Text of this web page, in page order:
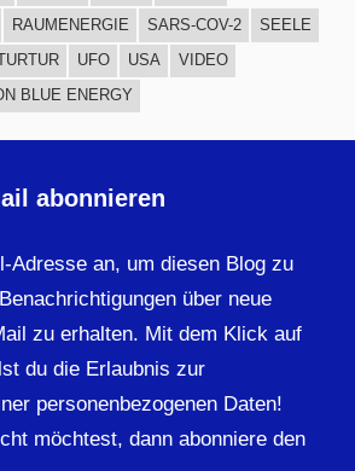
RAUMENERGIE SARS-COV-2
SEELE
UFO USA
VIDEO
BLUE ENERGY
abonnieren
Adresse an, um diesen Blog zu
über neue
zu erhalten. Mit dem Klick auf
du die Erlaubnis zur
personenbezogenen Daten!
möchtest, dann abonniere den